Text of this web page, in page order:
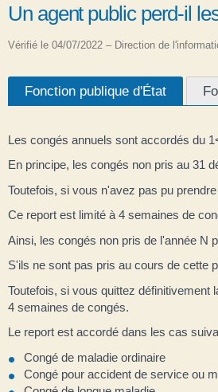
Un agent public perd-il
Vérifié le 04/07/2022 – Direction de
Fonction publique d'État
Les congés annuels sont accordés du
En principe, les congés non pris au 31
Toutefois, si vous n'avez pas pu
Ce report est limité à 4 semaines de
Ainsi, les congés non pris de l'année N
S'ils ne sont pas pris au cours de cette
Toutefois, si vous quittez
4 semaines de congés.
Le report est accordé dans les cas
Congé de maladie ordinaire
Congé pour accident de service ou